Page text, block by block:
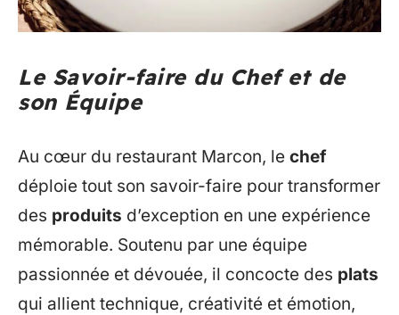
Le Savoir-faire du Chef et de
son Équipe
Au cœur du restaurant Marcon, le chef
déploie tout son savoir-faire pour transformer
des produits d’exception en une expérience
mémorable. Soutenu par une équipe
passionnée et dévouée, il concocte des plats
qui allient technique, créativité et émotion,